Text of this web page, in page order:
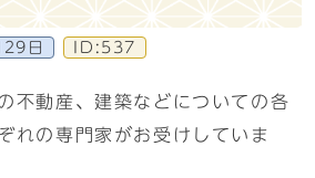
日 ID:537
不動産、建築などについての各
れの専門家がお受けしていま